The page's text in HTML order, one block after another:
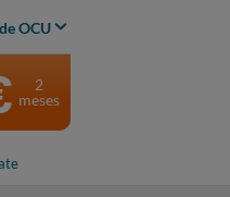
OCU
2
meses